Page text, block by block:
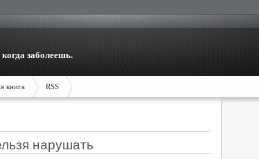
заболеешь.
книга RSS
нарушать